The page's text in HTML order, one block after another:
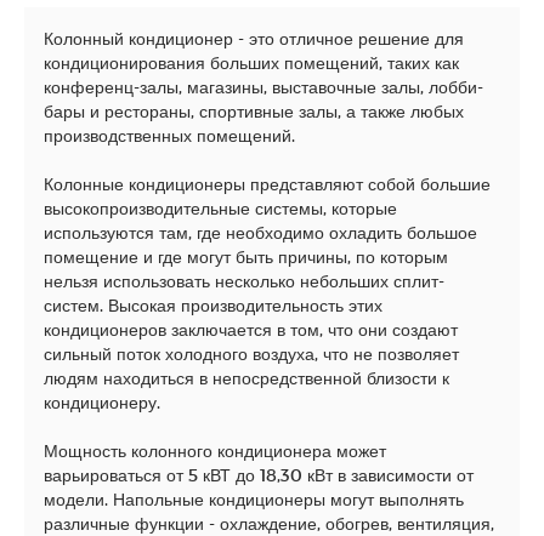
Колонный кондиционер - это отличное решение для
кондиционирования больших помещений, таких как
конференц-залы, магазины, выставочные залы, лобби-
бары и рестораны, спортивные залы, а также любых
производственных помещений.
Колонные кондиционеры представляют собой большие
высокопроизводительные системы, которые
используются там, где необходимо охладить большое
помещение и где могут быть причины, по которым
нельзя использовать несколько небольших сплит-
систем. Высокая производительность этих
кондиционеров заключается в том, что они создают
сильный поток холодного воздуха, что не позволяет
людям находиться в непосредственной близости к
кондиционеру.
Мощность колонного кондиционера может
варьироваться от 5 кВТ до 18,30 кВт в зависимости от
модели. Напольные кондиционеры могут выполнять
различные функции - охлаждение, обогрев, вентиляция,